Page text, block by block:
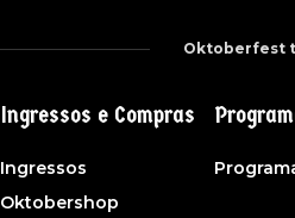
Oktoberfest
Ingressos e Compras
Ingressos
Oktobershop